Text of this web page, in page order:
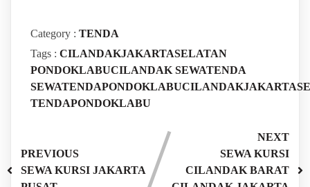
Category : TENDA
Tags : CILANDAKJAKARTASELATAN
PONDOKLABUCILANDAK SEWATENDA
TENDAPONDOKLABU
PREVIOUS
SEWA KURSI JAKARTA
NEXT
SEWA KURSI
CILANDAK BARAT